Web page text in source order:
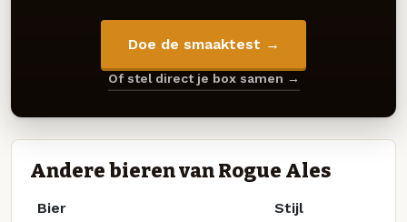
Doe de smaaktest →
Of stel direct je box samen →
Andere bieren van Rogue Ales
Bier Stijl